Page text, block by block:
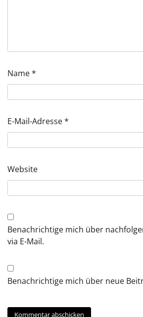
Name*
E-Mail-Adresse*
Website
Benachrichtige mich über
via E-Mail.
Benachrichtige mich über neue